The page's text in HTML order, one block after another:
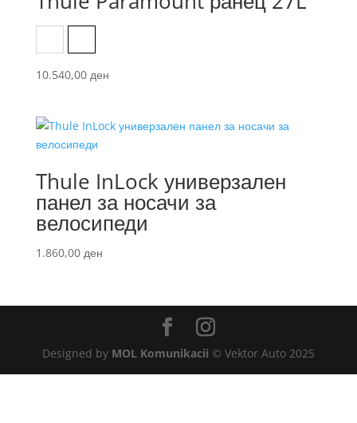
10.540,00 ден
Thule InLock универзален
панел за носачи за
велосипеди
1.860,00 ден
Designed by MOL Komunikacii © Vektor Auto 2025